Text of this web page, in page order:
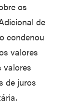
os
de
condenou
valores
valores
de juros